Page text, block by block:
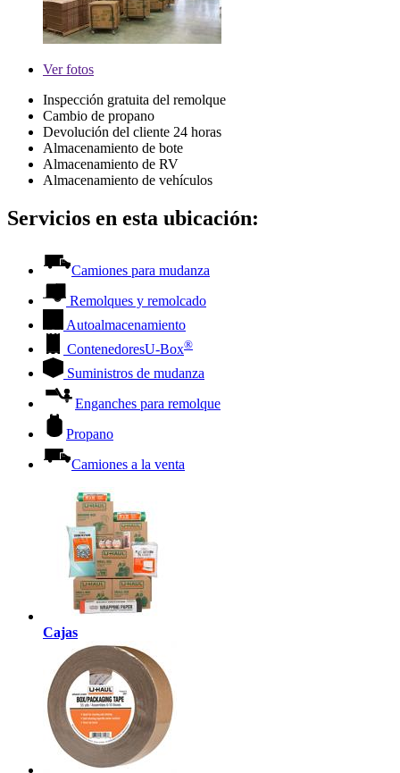
Verfotos
Inspección gratuita del remolque
Cambio de propano
Devolución del cliente 24 horas
Almacenamiento de bote
Almacenamiento de RV
Almacenamiento de vehículos
Servicios en esta ubicación:
Camiones para mudanza
Remolques y remolcado
Autoalmacenamiento
ContenedoresU-Box®
Suministros de mudanza
Enganches para remolque
Propano
Camiones a la venta
Cajas